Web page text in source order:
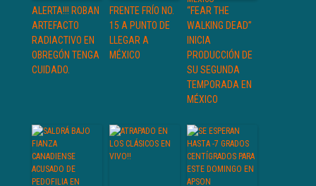
ALERTA!!! ROBAN
ARTEFACTO
RADIACTIVO EN
OBREGÓN TENGA
CUIDADO.
FRENTE FRÍO NO.
15 A PUNTO DE
LLEGAR A
MÉXICO
“FEAR THE
WALKING DEAD”
INICIA
PRODUCCIÓN DE
SU SEGUNDA
TEMPORADA EN
MÉXICO